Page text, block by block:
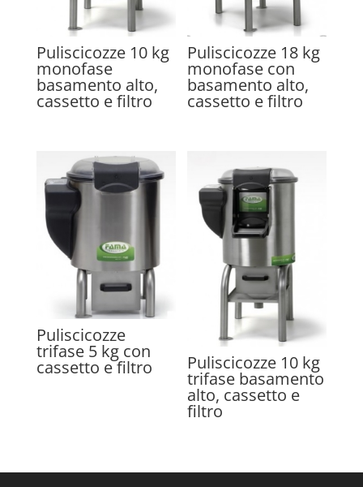
Puliscicozze 10 kg
monofase
basamento alto,
cassetto e filtro
Puliscicozze 18 kg
monofase con
basamento alto,
cassetto e filtro
Puliscicozze
trifase 5 kg con
cassetto e filtro Puliscicozze 10 kg
trifase basamento
alto, cassetto e
filtro